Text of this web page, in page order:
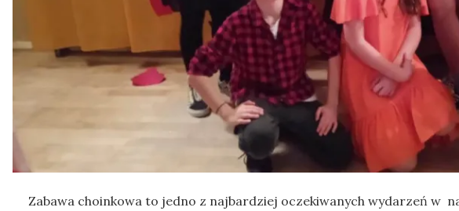
Zabawa choinkowa to jedno z najbardziej oczekiwanych wydarzeń w